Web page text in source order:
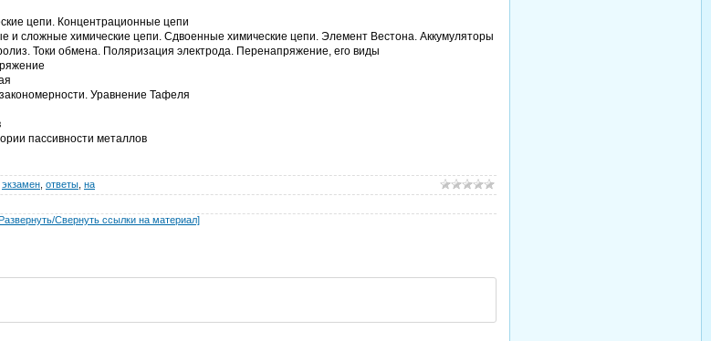
цепи. Концентрационные цепи
и сложные химические цепи. Сдвоенные химические цепи. Элемент Вестона. Аккумуляторы
Токи обмена. Поляризация электрода. Перенапряжение, его виды
Уравнение Тафеля
пассивности металлов
экзамен ответы на
Свернуть ссылки на материал]